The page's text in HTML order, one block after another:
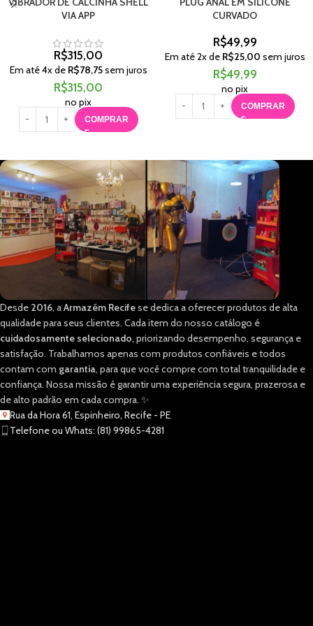
VIA APP
R$315,00
Em até4x de R$78,75sem juros
R$315,00
no pix
COMPRAR
CURVADO
R$49,99
Em até2x de R$25,00 sem juros
R$49,99
no pix
COMPRAR
Desde 2016, aArmazém Recifese dedica a oferecer produtos de alta
qualidade para seus clientes. Cada item do nosso catálogo é
cuidadosamente selecionado, priorizando desempenho, segurança e
satisfação. Trabalhamos apenas com produtos confiáveis e todos
contam com garantia, para que você compre com total tranquilidade e
confiança. Nossa missão é garantir uma experiência segura, prazerosa e
de alto padrão em cada compra. ✨
Rua da Hora 61, Espinheiro, Recife - PE
Telefone ou Whats: (81) 99865-4281